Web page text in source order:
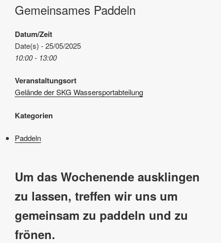
Gemeinsames Paddeln
Datum/Zeit
Date(s) - 25/05/2025
10:00 - 13:00
Veranstaltungsort
Gelände der SKG Wassersportabteilung
Kategorien
Paddeln
Um das Wochenende ausklingen
zu lassen, treffen wir uns um
gemeinsam zu paddeln und zu
frönen.